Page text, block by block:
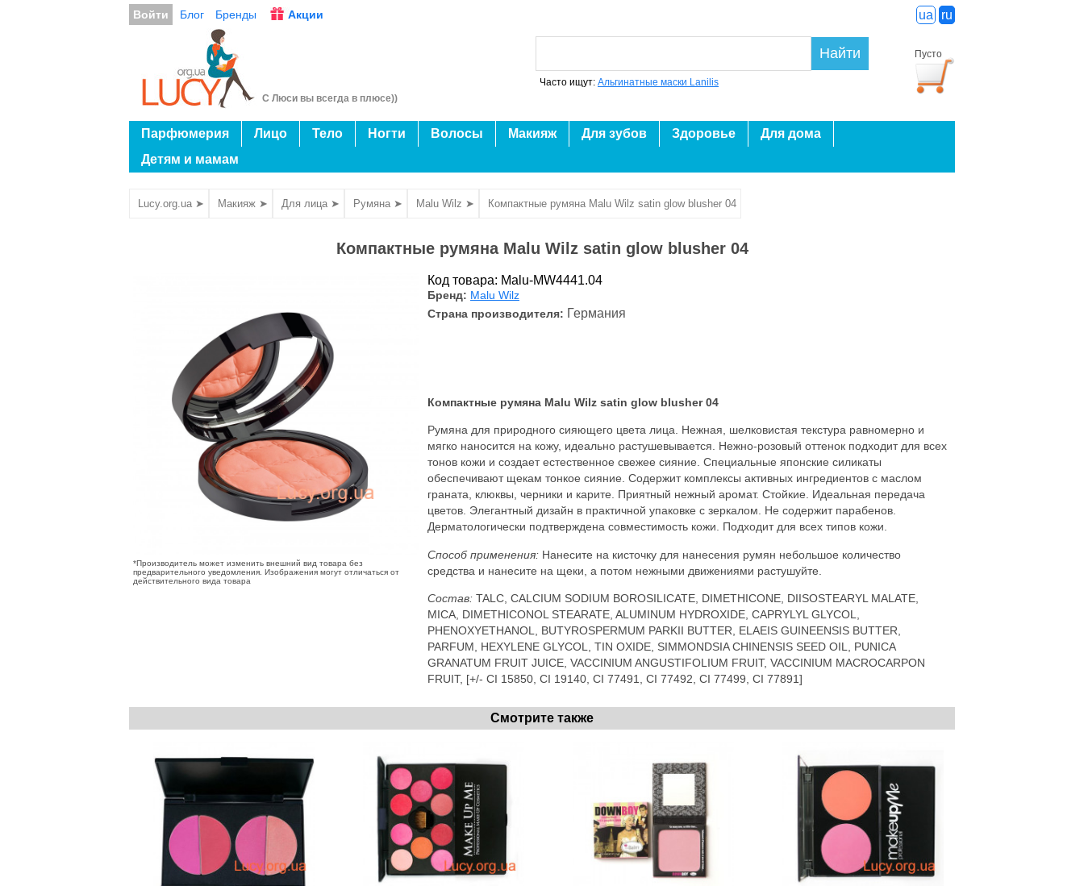
Войти Блог Бренды Акции ua ru
С Люси вы всегда в плюсе))
Пусто
Найти
Часто ищут: Альгинатные маски Lanilis
Парфюмерия Лицо Тело Ногти Волосы Макияж Для зубов Здоровье
Для дома
Детям и мамам
Lucy.org.ua ➤ Макияж ➤ Для лица ➤ Румяна ➤ Malu Wilz ➤ Компактные румяна Malu Wilz satin glow blusher 04
Компактные румяна Malu Wilz satin glow blusher 04
*Производитель может изменить внешний вид товара без
предварительного уведомления. Изображения могут отличаться от
действительного вида товара
Код товара: Malu-MW4441.04
Бренд: Malu Wilz
Страна производителя: Германия
Компактные румяна Malu Wilz satin glow blusher 04
Румяна для природного сияющего цвета лица. Нежная, шелковистая текстура равномерно и
мягко наносится на кожу, идеально растушевывается. Нежно-розовый оттенок подходит для всех
тонов кожи и создает естественное свежее сияние. Специальные японские силикаты
обеспечивают щекам тонкое сияние. Содержит комплексы активных ингредиентов с маслом
граната, клюквы, черники и карите. Приятный нежный аромат. Стойкие. Идеальная передача
цветов. Элегантный дизайн в практичной упаковке с зеркалом. Не содержит парабенов.
Дерматологически подтверждена совместимость кожи. Подходит для всех типов кожи.
Способ применения: Нанесите на кисточку для нанесения румян небольшое количество
средства и нанесите на щеки, а потом нежными движениями растушуйте.
Состав: TALC, CALCIUM SODIUM BOROSILICATE, DIMETHICONE, DIISOSTEARYL MALATE,
MICA, DIMETHICONOL STEARATE, ALUMINUM HYDROXIDE, CAPRYLYL GLYCOL,
PHENOXYETHANOL, BUTYROSPERMUM PARKII BUTTER, ELAEIS GUINEENSIS BUTTER,
PARFUM, HEXYLENE GLYCOL, TIN OXIDE, SIMMONDSIA CHINENSIS SEED OIL, PUNICA
GRANATUM FRUIT JUICE, VACCINIUM ANGUSTIFOLIUM FRUIT, VACCINIUM MACROCARPON
FRUIT, [+/- CI 15850, CI 19140, CI 77491, CI 77492, CI 77499, CI 77891]
Смотрите также